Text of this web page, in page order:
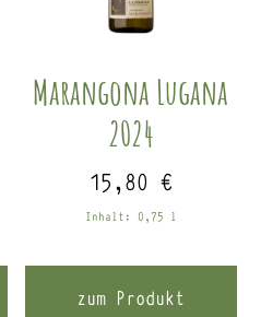
Marangona Lugana
2024
15,80€
Inhalt: 0,75 l
zum Produkt